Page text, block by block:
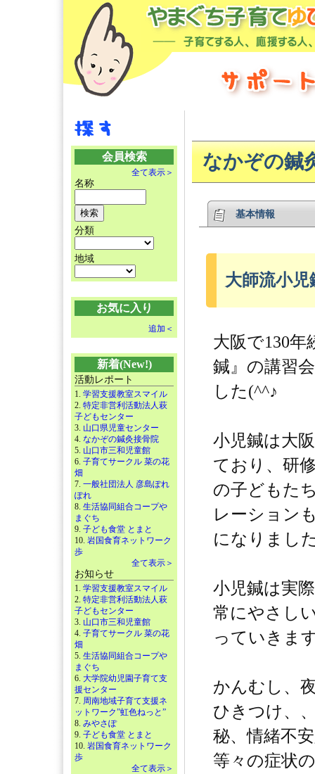
会員検索
全て表示＞
名称
分類
地域
お気に入り
追加＜
新着(New!)
活動レポート
1. 学習支援教室スマイル
2. 特定非営利活動法人萩
子どもセンター
3. 山口県児童センター
4. なかぞの鍼灸接骨院
5. 山口市三和児童館
6. 子育てサークル 菜の花
畑
7. 一般社団法人 彦島ぽれ
ぽれ
8. 生活協同組合コープや
まぐち
9. 子ども食堂 とまと
10. 岩国食育ネットワーク
歩
全て表示＞
お知らせ
1. 学習支援教室スマイル
2. 特定非営利活動法人萩
子どもセンター
3. 山口市三和児童館
4. 子育てサークル 菜の花
畑
5. 生活協同組合コープや
まぐち
6. 大学院幼児園子育て支
援センター
7. 周南地域子育て支援ネ
ットワーク”虹色ねっと”
8. みやさぽ
9. 子ども食堂 とまと
10. 岩国食育ネットワーク
歩
全て表示＞
なかぞの鍼
基本情報
大師流小
大阪で130年
鍼』の講習
した(^^♪
小児鍼は大
ており、研
の子どもた
レーション
になりまし
小児鍼は実
常にやさし
っていきま
かんむし、
ひきつけ、
秘、情緒不
等々の症状